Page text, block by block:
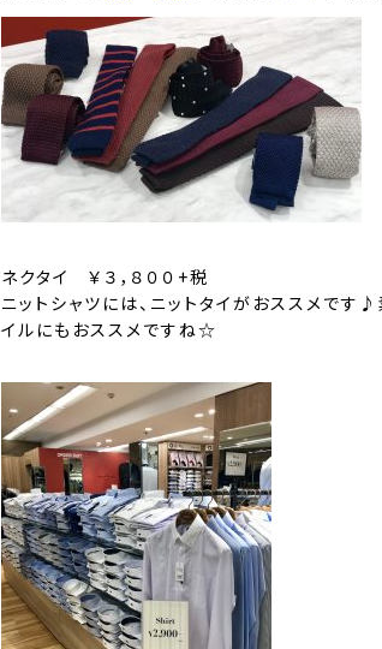
ネクタイ ￥３，８００+税
ニットシャツには、ニットタイがおススメです
イル にもおススメですね☆